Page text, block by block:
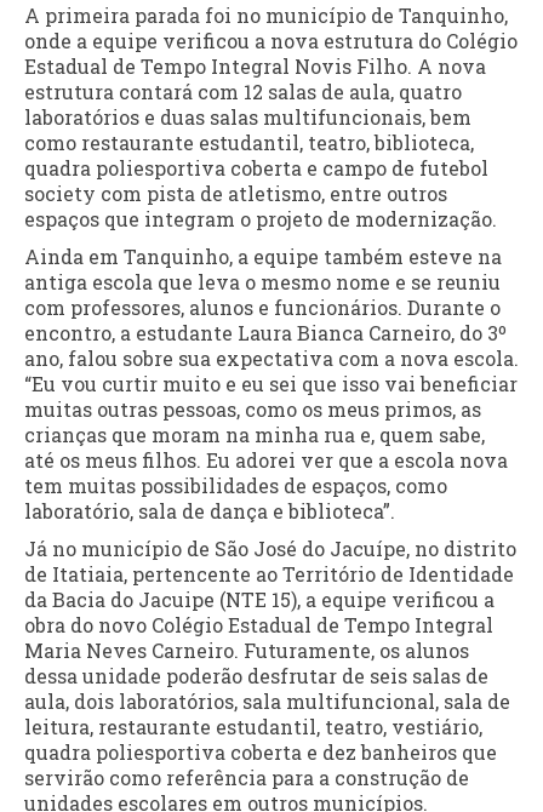
A primeira parada foi no município de Tanquinho,
onde a equipe verificou a nova estrutura do Colégio
Estadual de Tempo Integral Novis Filho. A nova
estrutura contará com 12 salas de aula, quatro
laboratórios e duas salas multifuncionais, bem
como restaurante estudantil, teatro, biblioteca,
quadra poliesportiva coberta e campo de futebol
society com pista de atletismo, entre outros
espaços que integram o projeto de modernização.
Ainda em Tanquinho, a equipe também esteve na
antiga escola que leva o mesmo nome e se reuniu
com professores, alunos e funcionários. Durante o
encontro, a estudante Laura Bianca Carneiro, do 3º
ano, falou sobre sua expectativa com a nova escola.
“Eu vou curtir muito e eu sei que isso vai beneficiar
muitas outras pessoas, como os meus primos, as
crianças que moram na minha rua e, quem sabe,
até os meus filhos. Eu adorei ver que a escola nova
tem muitas possibilidades de espaços, como
laboratório, sala de dança e biblioteca”.
Já no município de São José do Jacuípe, no distrito
de Itatiaia, pertencente ao Território de Identidade
da Bacia do Jacuipe (NTE 15), a equipe verificou a
obra do novo Colégio Estadual de Tempo Integral
Maria Neves Carneiro. Futuramente, os alunos
dessa unidade poderão desfrutar de seis salas de
aula, dois laboratórios, sala multifuncional, sala de
leitura, restaurante estudantil, teatro, vestiário,
quadra poliesportiva coberta e dez banheiros que
servirão como referência para a construção de
unidades escolares em outros municípios.